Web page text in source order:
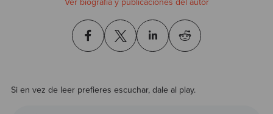
Si en vez de leer prefieres escuchar, dale al play.